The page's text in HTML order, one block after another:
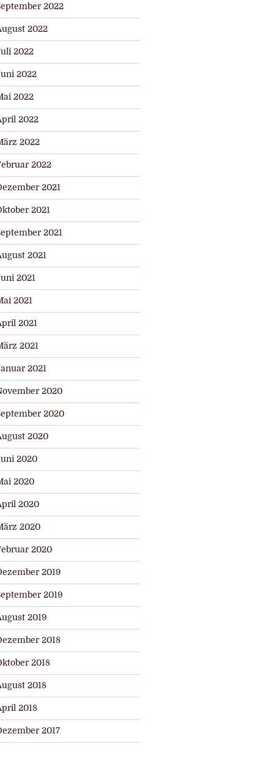
2022
2022
2022
2022
2022
2022
2022
2022
2021
2021
2021
2021
2021
2021
2021
2021
2021
2020
2020
2020
2020
2020
2020
2020
2020
2019
2019
2019
2018
2018
2018
2018
2017